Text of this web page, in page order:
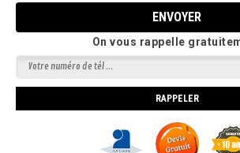
On vous rappelle